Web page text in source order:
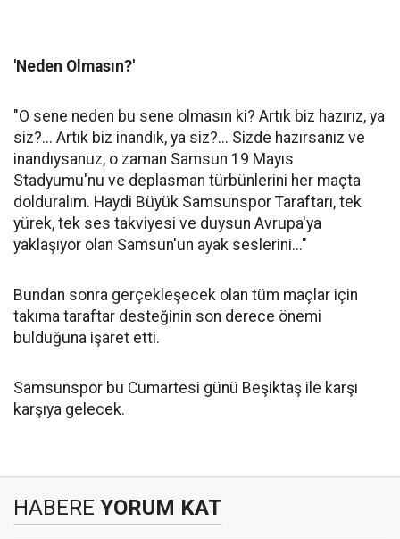
'Neden Olmasın?'
"O sene neden bu sene olmasın ki? Artık biz hazırız, ya
siz?... Artık biz inandık, ya siz?... Sizde hazırsanız ve
inandıysanuz, o zaman Samsun 19 Mayıs
Stadyumu'nu ve deplasman türbünlerini her maçta
dolduralım. Haydi Büyük Samsunspor Taraftarı, tek
yürek, tek ses takviyesi ve duysun Avrupa'ya
yaklaşıyor olan Samsun'un ayak seslerini..."
Bundan sonra gerçekleşecek olan tüm maçlar için
takıma taraftar desteğinin son derece önemi
bulduğuna işaret etti.
Samsunspor bu Cumartesi günü Beşiktaş ile karşı
karşıya gelecek.
HABERE YORUM KAT